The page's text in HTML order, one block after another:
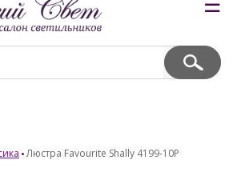
Люстра Favourite Shally 4199-10P